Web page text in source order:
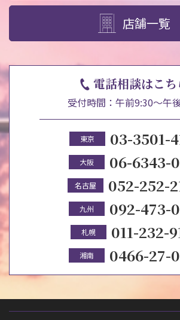
店舗一覧
電話相談はこち
受付時間：午前9:30～午
東京 03-3501-
大阪 06-6343-
名古屋 052-252-
九州 092-473-
札幌 011-232-
湘南 0466-27-